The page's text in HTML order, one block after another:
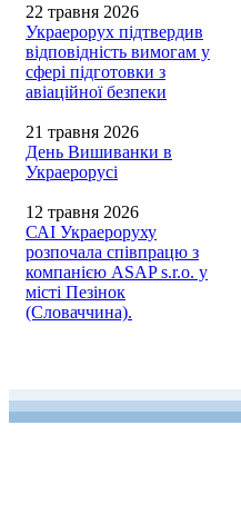
22 травня 2026
Украерорух підтвердив
відповідність вимогам у
сфері підготовки з
авіаційної безпеки
21 травня 2026
День Вишиванки в
Украерорусі
12 травня 2026
САІ Украероруху
розпочала співпрацю з
компанією ASAP s.r.o. у
місті Пезінок
(Словаччина).